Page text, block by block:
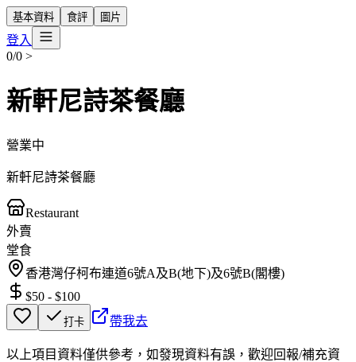
基本資料 食評 圖片
登入
0/0 >
新軒尼詩茶餐廳
營業中
新軒尼詩茶餐廳
Restaurant
外賣
堂食
香港灣仔柯布連道6號A及B(地下)及6號B(閣樓)
$50 - $100
打卡 帶我去
以上項目資料僅供參考，如發現資料有誤，歡迎回報/補充資